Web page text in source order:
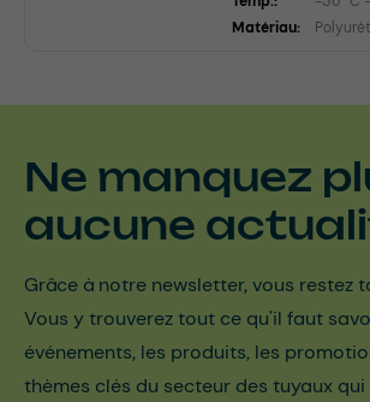
Matériau:
Ne manquez
aucune
Grâce à notre newsletter, vous restez
Vous y trouverez tout ce qu'il faut
événements, les produits, les
thèmes clés du secteur des tuyaux qui